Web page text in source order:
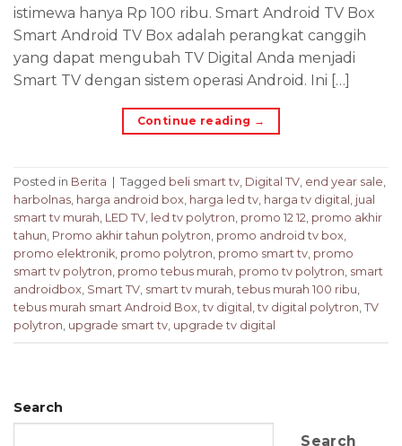
istimewa hanya Rp 100 ribu. Smart Android TV Box
Smart Android TV Box adalah perangkat canggih
yang dapat mengubah TV Digital Anda menjadi
Smart TV dengan sistem operasi Android. Ini […]
Continue reading →
Posted in Berita Tagged beli smart tv, Digital TV, end year sale,
harbolnas, harga android box, harga led tv, harga tv digital , jual
smart tv murah, LED TV, led tv polytron, promo 12 12, promo akhir
tahun, Promo akhir tahun polytron, promo android tv box,
promo elektronik, promo polytron, promo smart tv, promo
smart tv polytron, promo tebus murah, promo tv polytron, smart
androidbox, Smart TV, smart tv murah, tebus murah 100 ribu,
tebus murah smart Android Box, tv digital , tv digital polytron, TV
polytron, upgrade smart tv, upgrade tv digital
Search
Search